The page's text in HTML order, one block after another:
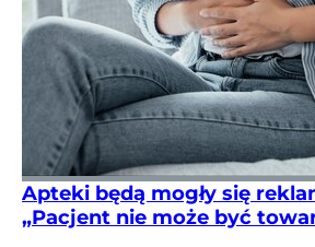
Apteki będą mogły się
„Pacjent nie może być